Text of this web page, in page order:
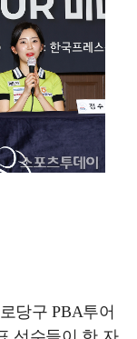
정연, JYP엔터 떠나 새 시작 "가장 큰 중심 트와이…
당구 PBA투어